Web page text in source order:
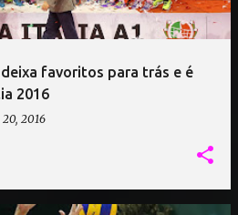
favoritos para trás e é
2016
2016